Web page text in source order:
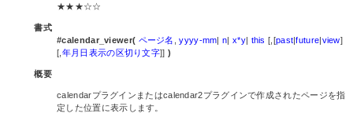
★★★☆☆
書式
#calendar_viewer( ページ名 ,yyyy-mm|n| x*y| this [,[past|future|view]
[, 年月日表示の区切り文字]] )
概要
calendarプラグインまたはcalendar2プラグインで作成されたページを指
定した位置に表示します。